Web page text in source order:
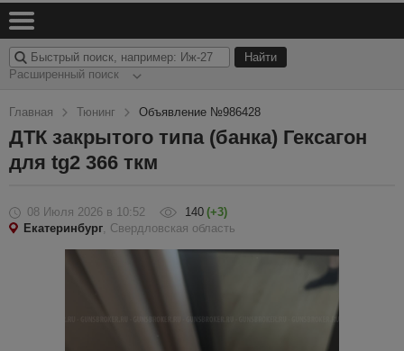
Расширенный поиск
Главная Тюнинг Объявление №986428
ДТК закрытого типа (банка) Гексагон
для tg2 366 ткм
08 Июля 2026 в 10:52 140 (+3)
Екатеринбург, Свердловская область